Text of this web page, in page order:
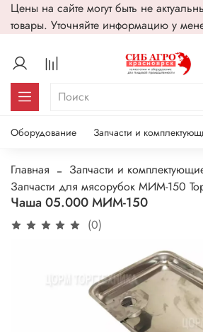
Цены на сайте могут быть не
товары. Уточняйте информацию у
Оборудование Запчасти и
Главная Запчасти и
Запчасти для мясорубок МИМ-150
Чаша 05.000 МИМ-150
(0)